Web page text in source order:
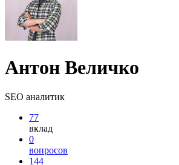
Антон Величко
SEO аналитик
77
вклад
0
вопросов
144